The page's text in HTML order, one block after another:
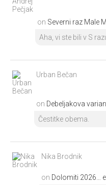
on Severni raz Male
Aha, vi ste bili v S
Urban Bečan
on Debeljakova
Čestitke obema.
Nika Brodnik
on Dolomiti 2026…